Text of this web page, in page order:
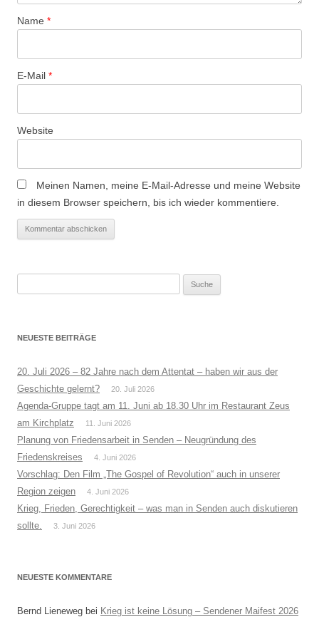
t
o
Name *
E-Mail *
Website
Meinen Namen, meine E-Mail-Adresse und meine Website
in diesem Browser speichern, bis ich wieder kommentiere.
NEUESTE BEITRÄGE
20. Juli 2026 – 82 Jahre nach dem Attentat – haben wir aus der
Geschichte gelernt?
20. Juli 2026
Agenda-Gruppe tagt am 11. Juni ab 18.30 Uhr im Restaurant Zeus
am Kirchplatz
11. Juni 2026
Planung von Friedensarbeit in Senden – Neugründung des
Friedenskreises
4. Juni 2026
Vorschlag: Den Film „The Gospel of Revolution“ auch in unserer
Region zeigen
4. Juni 2026
Krieg, Frieden, Gerechtigkeit – was man in Senden auch diskutieren
sollte.
3. Juni 2026
NEUESTE KOMMENTARE
Bernd Lieneweg bei Krieg ist keine Lösung – Sendener Maifest 2026